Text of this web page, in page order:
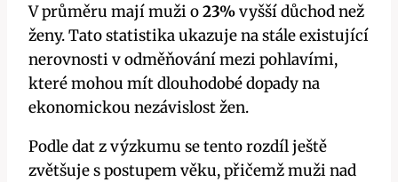
V průměru mají muži o23%vyšší důchod než
ženy. Tato statistika ukazuje na stále existující
nerovnosti v odměňování mezi pohlavími,
které mohou mít dlouhodobé dopady na
ekonomickou nezávislost žen.
Podle dat z výzkumu se tento rozdíl ještě
zvětšuje s postupem věku, přičemž muži nad